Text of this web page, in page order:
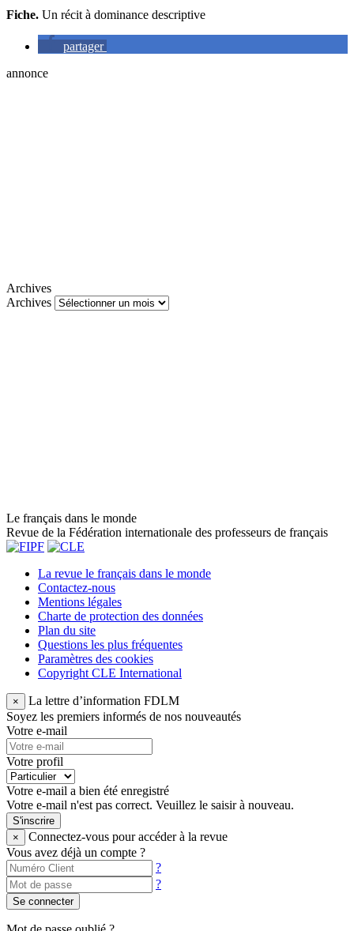
Fiche. Un récit à dominance descriptive
partager
annonce
Archives
Archives
Le français dans le monde
Revue de la Fédération internationale des professeurs de français
La revue le français dans le monde
Contactez-nous
Mentions légales
Charte de protection des données
Plan du site
Questions les plus fréquentes
Paramètres des cookies
Copyright CLE International
×
La lettre d’information FDLM
Soyez les premiers informés de nos nouveautés
Votre e-mail
Votre profil
Votre e-mail a bien été enregistré
Votre e-mail n'est pas correct. Veuillez le saisir à nouveau.
S'inscrire
×
Connectez-vous pour accéder à la revue
Vous avez déjà un compte ?
?
?
Se connecter